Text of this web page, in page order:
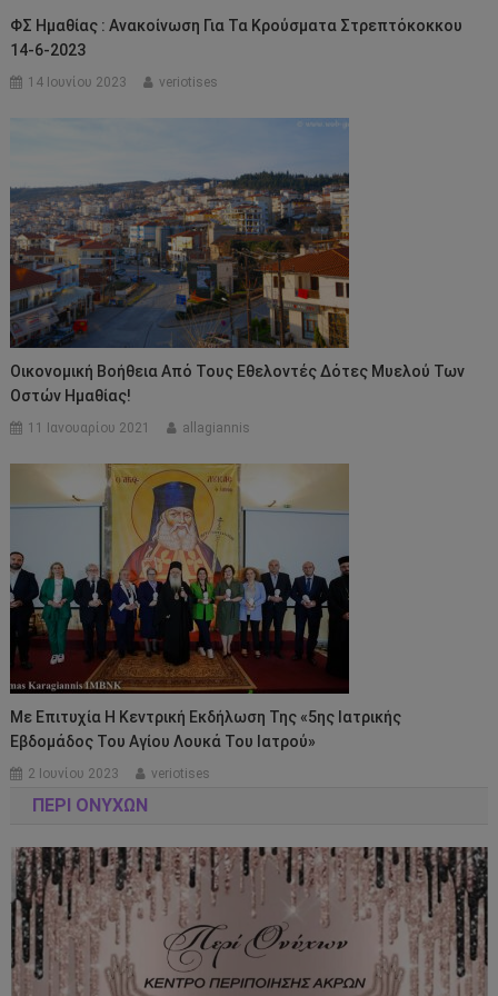
ΦΣ Ημαθίας : Ανακοίνωση Για Τα Κρούσματα Στρεπτόκοκκου
14-6-2023
14 Ιουνίου 2023 veriotises
Οικονομική Βοήθεια Από Τους Εθελοντές Δότες Μυελού Των
Οστών Ημαθίας!
11 Ιανουαρίου 2021 allagiannis
Με Επιτυχία Η Κεντρική Εκδήλωση Της «5ης Ιατρικής
Εβδομάδος Του Αγίου Λουκά Του Ιατρού»
2 Ιουνίου 2023 veriotises
ΠΕΡΊ ΟΝΎΧΩΝ